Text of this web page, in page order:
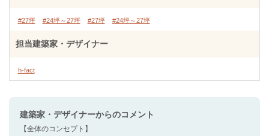
#27坪 #24坪～27坪 #27坪 #24坪～27坪
担当建築家・デザイナー
h-fact
建築家・デザイナーからのコメント
【全体のコンセプト】